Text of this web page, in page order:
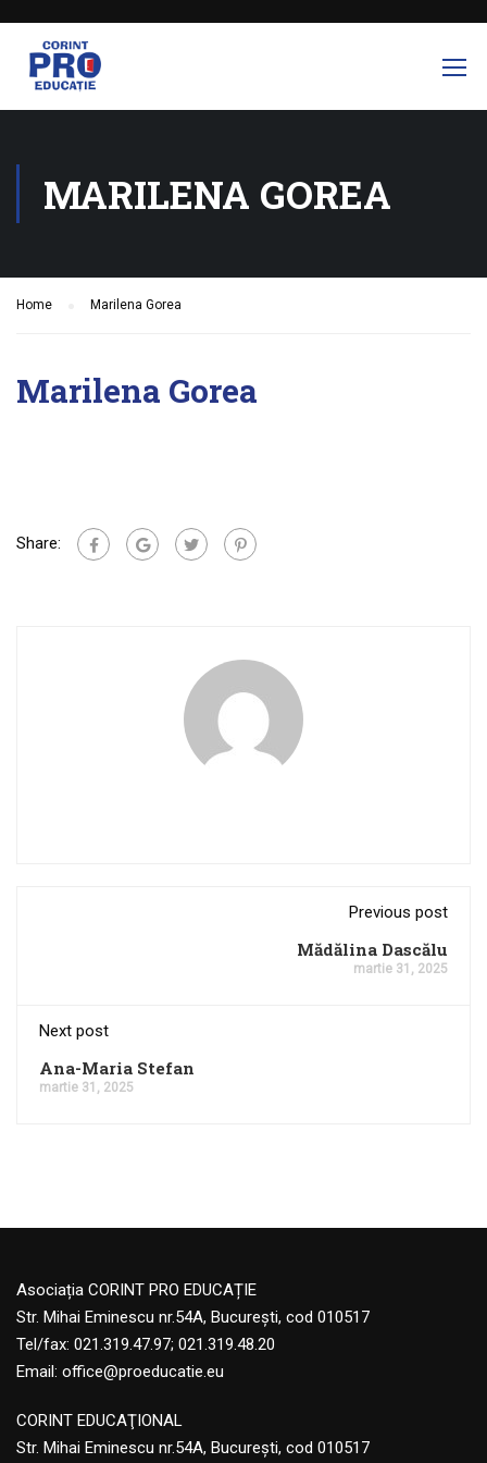
MARILENA GOREA
Home Marilena Gorea
Marilena Gorea
Share:
Previous post
Mădălina Dascălu
martie 31, 2025
Next post
Ana-Maria Stefan
martie 31, 2025
Asociația CORINT PRO EDUCAȚIE
Str. Mihai Eminescu nr.54A, București, cod 010517
Tel/fax: 021.319.47.97; 021.319.48.20
Email: office@proeducatie.eu
CORINT EDUCAŢIONAL
Str. Mihai Eminescu nr.54A, Bucureşti, cod 010517